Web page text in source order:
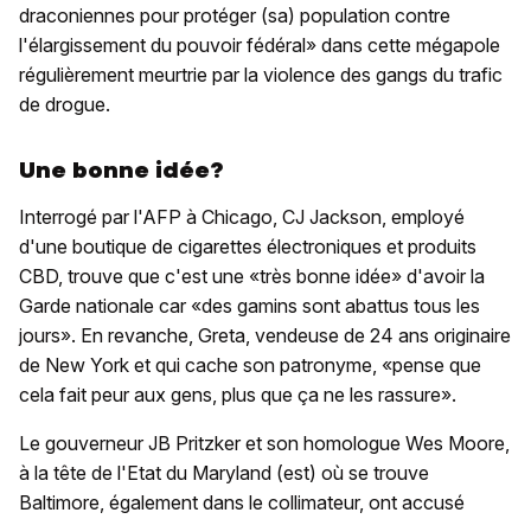
draconiennes pour protéger (sa) population contre
l'élargissement du pouvoir fédéral» dans cette mégapole
régulièrement meurtrie par la violence des gangs du trafic
de drogue.
Une bonne idée?
Interrogé par l'AFP à Chicago, CJ Jackson, employé
d'une boutique de cigarettes électroniques et produits
CBD, trouve que c'est une «très bonne idée» d'avoir la
Garde nationale car «des gamins sont abattus tous les
jours». En revanche, Greta, vendeuse de 24 ans originaire
de New York et qui cache son patronyme, «pense que
cela fait peur aux gens, plus que ça ne les rassure».
Le gouverneur JB Pritzker et son homologue Wes Moore,
à la tête de l'Etat du Maryland (est) où se trouve
Baltimore, également dans le collimateur, ont accusé